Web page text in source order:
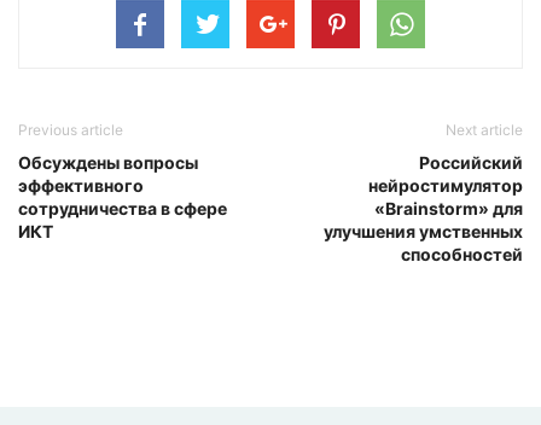
Previous article
Обсуждены вопросы
эффективного
сотрудничества в сфере
ИКТ
Next article
Российский
нейростимулятор
«Brainstorm» для
улучшения умственных
способностей